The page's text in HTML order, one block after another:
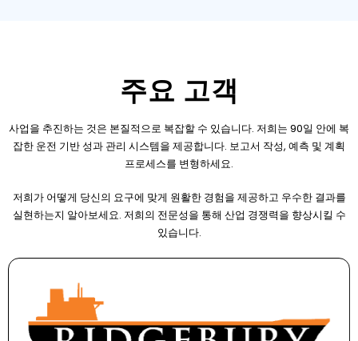
주요 고객
사업을 추진하는 것은 본질적으로 복잡할 수 있습니다. 저희는 90일 안에 복
잡한 운전 기반 성과 관리 시스템을 제공합니다. 보고서 작성, 예측 및 계획
프로세스를 변형하세요.
저희가 어떻게 당신의 요구에 맞게 원활한 경험을 제공하고 우수한 결과를
실현하는지 알아보세요. 저희의 전문성을 통해 산업 경쟁력을 향상시킬 수
있습니다.